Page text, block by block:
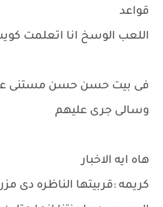
قواعد
اللعب الوسخ انا اتعلمت
فى بيت حسن حسن مستنى
وسالى جرى عليهم
هاه ايه الاخبار
كريمه :قربيتها الناظره دى